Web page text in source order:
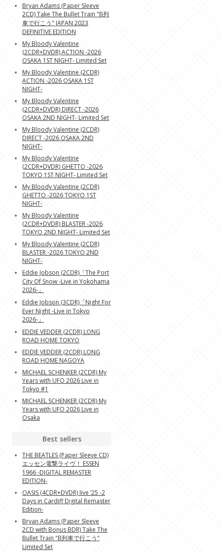
Bryan Adams (Paper Sleeve
2CD) Take The Bullet Train "B列
車で行こう" JAPAN 2023
DEFINITIVE EDITION
My Bloody Valentine
(2CDR+DVDR) ACTION -2026
OSAKA 1ST NIGHT- Limited Set
My Bloody Valentine (2CDR)
ACTION -2026 OSAKA 1ST
NIGHT-
My Bloody Valentine
(2CDR+DVDR) DIRECT -2026
OSAKA 2ND NIGHT- Limited Set
My Bloody Valentine (2CDR)
DIRECT -2026 OSAKA 2ND
NIGHT-
My Bloody Valentine
(2CDR+DVDR) GHETTO -2026
TOKYO 1ST NIGHT- Limited Set
My Bloody Valentine (2CDR)
GHETTO -2026 TOKYO 1ST
NIGHT-
My Bloody Valentine
(2CDR+DVDR) BLASTER -2026
TOKYO 2ND NIGHT- Limited Set
My Bloody Valentine (2CDR)
BLASTER -2026 TOKYO 2ND
NIGHT-
Eddie Jobson (2CDR)「The Port
City Of Snow -Live in Yokohama
2026-」
Eddie Jobson (3CDR)「Night For
Ever Night -Live in Tokyo
2026-」
EDDIE VEDDER (2CDR) LONG
ROAD HOME TOKYO
EDDIE VEDDER (2CDR) LONG
ROAD HOME NAGOYA
MICHAEL SCHENKER (2CDR) My
Years with UFO 2026 Live in
Tokyo #1
MICHAEL SCHENKER (2CDR) My
Years with UFO 2026 Live in
Osaka
Best sellers
THE BEATLES (Paper Sleeve CD)
エッセン電撃ライヴ！ ESSEN
1966 -DIGITAL REMASTER
EDITION-
OASIS (4CDR+DVDR) live ‘25 -2
Days in Cardiff Digital Remaster
Edition-
Bryan Adams (Paper Sleeve
2CD with Bonus BDR) Take The
Bullet Train "B列車で行こう"
Limited Set